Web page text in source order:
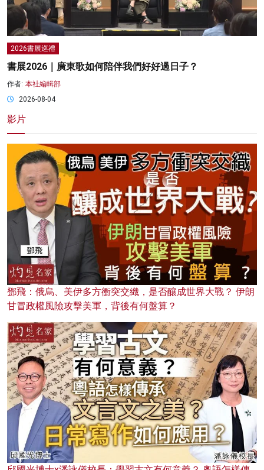
2026書展巡禮
書展2026｜廣東歌如何陪伴我們好好過日子？
作者: 本社編輯部
2026-08-04
影片
鄧飛：俄烏、美伊多方衝突交織，是否釀成世界大戰？ 伊朗
甘冒政權風險攻擊美軍，背後有何盤算？